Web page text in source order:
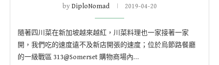
byDiploNomad 2019-04-20
隨著四川菜在新加坡越來越紅，川菜料理也一家接著一家
開，我們吃的速度遠不及新店開張的速度；位於烏節路餐廳
的一級戰區 313@Somerset 購物商場內…